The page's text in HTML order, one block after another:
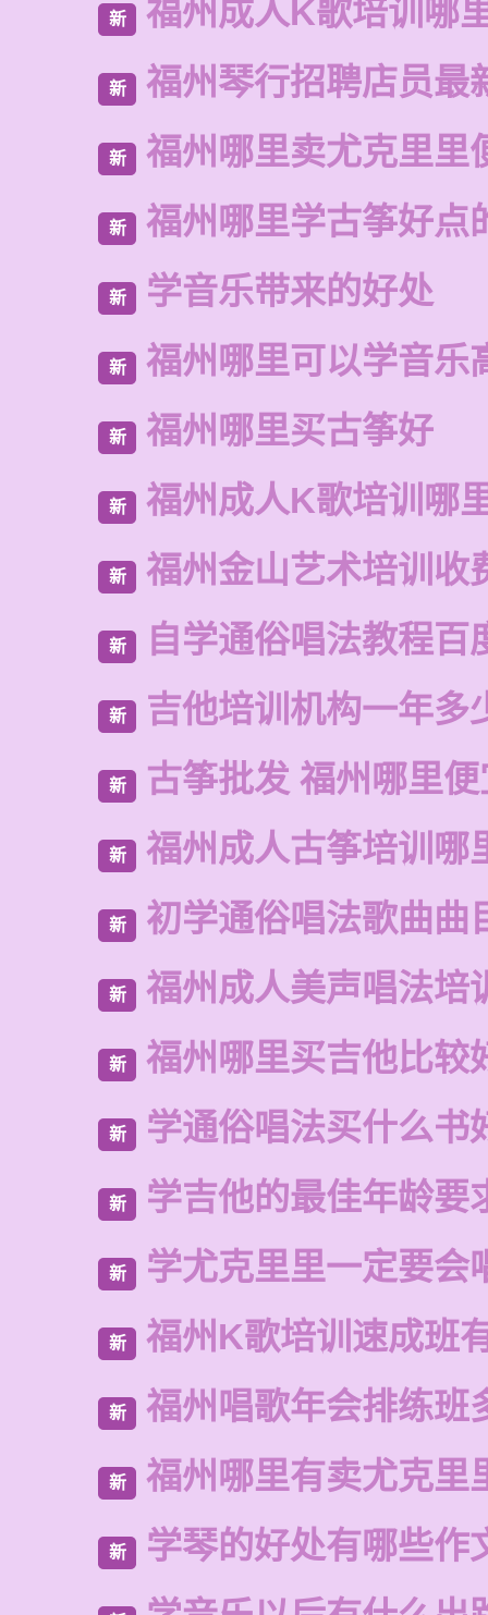
新 福州成人K歌培训哪
新 福州琴行招聘店员最
新 福州哪里卖尤克里里
新 福州哪里学古筝好点
新 学音乐带来的好处
新 福州哪里可以学音乐
新 福州哪里买古筝好
新 福州成人K歌培训哪
新 福州金山艺术培训收
新 自学通俗唱法教程百
新 吉他培训机构一年多
新 古筝批发 福州哪里
新 福州成人古筝培训哪
新 初学通俗唱法歌曲曲
新 福州成人美声唱法培
新 福州哪里买吉他比较
新 学通俗唱法买什么书
新 学吉他的最佳年龄要
新 学尤克里里一定要会
新 福州K歌培训速成班
新 福州唱歌年会排练班
新 福州哪里有卖尤克里
新 学琴的好处有哪些作